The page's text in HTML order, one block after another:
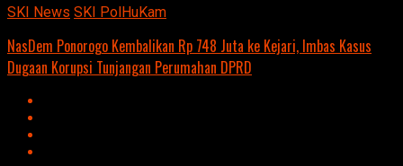
SKI News SKI PolHuKam
NasDem Ponorogo Kembalikan Rp 748 Juta ke Kejari, Imbas Kasus
Dugaan Korupsi Tunjangan Perumahan DPRD